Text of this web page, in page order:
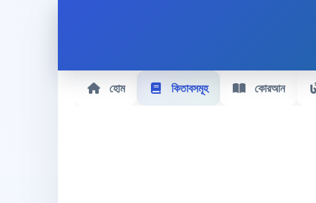
হোম কিতাবসমূহ কোরআন